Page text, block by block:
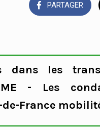
PARTAGER
dans les
- Les
France